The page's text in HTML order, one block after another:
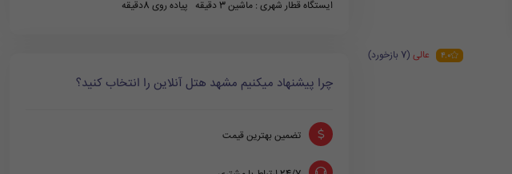
4.0 عالی (7 بازخورد)
ایستگاه قطار شهری : ماشین 3 دقیقه پیاده روی 8دقیقه
چرا پیشنهاد میکنیم مشهد هتل آنلاین را انتخاب کنید؟
تضمین بهترین قیمت